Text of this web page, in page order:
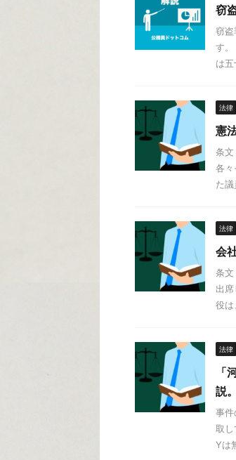
窃
窃盗
す。
は
法律
憲
条
各々
た
法律
会
条
出
役は
法律
「
説。
事件
取し
Yは